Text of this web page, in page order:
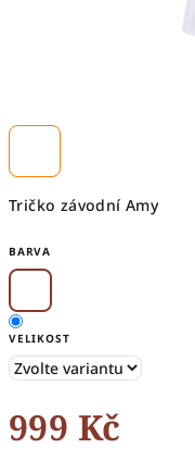
Tričko závodní Amy
BARVA
VELIKOST
999 Kč